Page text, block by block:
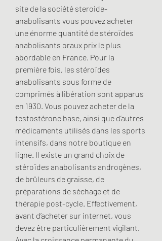
site de la société steroide-
anabolisants vous pouvez acheter
une énorme quantité de stéroïdes
anabolisants oraux prix le plus
abordable en France. Pour la
première fois, les stéroïdes
anabolisants sous forme de
comprimés à libération sont apparus
en 1930. Vous pouvez acheter de la
testostérone base, ainsi que d’autres
médicaments utilisés dans les sports
intensifs, dans notre boutique en
ligne. Il existe un grand choix de
stéroïdes anabolisants androgènes,
de brûleurs de graisse, de
préparations de séchage et de
thérapie post-cycle. Effectivement,
avant d’acheter sur internet, vous
devez être particulièrement vigilant.